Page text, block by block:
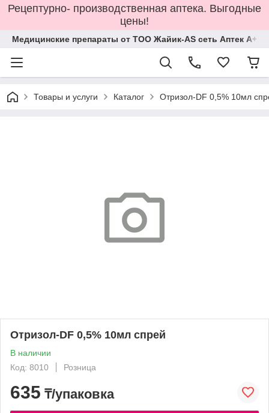
Рецептурно- производственная аптека. Выгодные
цены!
Медицинские препараты от ТОО Жайик-AS сеть Аптек А+
Товары и услуги Каталог Отризол-DF 0,5% 10мл
Отризол-DF 0,5% 10мл спрей
В наличии
Код: 8010
Розница
635 ₸/упаковка